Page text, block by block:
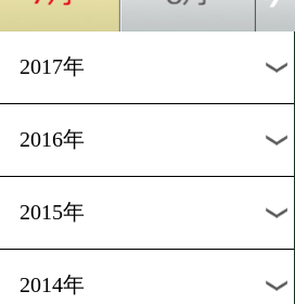
2024年
2023年
2022年